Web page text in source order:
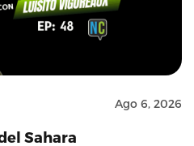
Ago 6, 2026
Sahara